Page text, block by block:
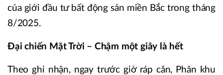
của giới đầu tư bất động sản miền Bắc trong tháng
8/2025.
Đại chiến Mặt Trời – Chậm một giây là hết
Theo ghi nhận, ngay trước giờ ráp căn, Phân khu